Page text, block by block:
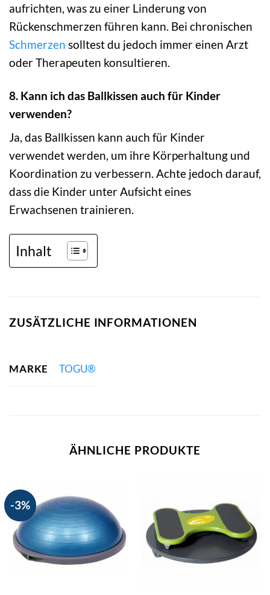
aufrichten, was zu einer Linderung von
Rückenschmerzen führen kann. Bei chronischen
Schmerzen solltest du jedoch immer einen Arzt
oder Therapeuten konsultieren.
8. Kann ich das Ballkissen auch für Kinder
verwenden?
Ja, das Ballkissen kann auch für Kinder
verwendet werden, um ihre Körperhaltung und
Koordination zu verbessern. Achte jedoch darauf,
dass die Kinder unter Aufsicht eines
Erwachsenen trainieren.
Inhalt
ZUSÄTZLICHE INFORMATIONEN
MARKE TOGU®
ÄHNLICHE PRODUKTE
-3%